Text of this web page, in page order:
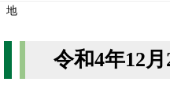
地
令和4年12